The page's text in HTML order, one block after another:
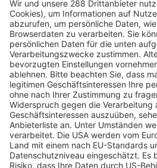
Freiburg im Breisgau
Klavierabend Khatia Buniatishvili
09. April 2027